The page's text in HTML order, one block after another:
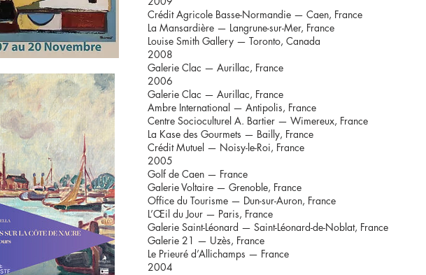
Crédit Agricole Basse-Normandie — Caen, France
La Mansardière — Langrune-sur-Mer, France
Louise Smith Gallery — Toronto, Canada
2008
Galerie Clac — Aurillac, France
2006
Galerie Clac — Aurillac, France
Ambre International — Antipolis, France
Centre Socioculturel A. Bartier — Wimereux, France
La Kase des Gourmets — Bailly, France
Crédit Mutuel — Noisy-le-Roi, France
2005
Golf de Caen — France
Galerie Voltaire — Grenoble, France
Office du Tourisme — Dun-sur-Auron, France
L’Œil du Jour — Paris, France
Galerie Saint-Léonard — Saint-Léonard-de-Noblat, France
Galerie 21 — Uzès, France
Le Prieuré d’Allichamps — France
2004